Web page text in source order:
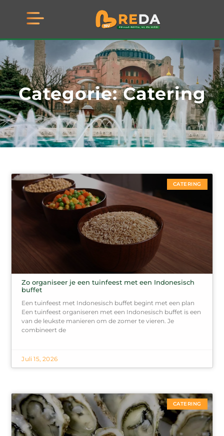
Categorie: Catering
CATERING
Zo organiseer je een tuinfeest met een Indonesisch
buffet
Een tuinfeest met Indonesisch buffet begint met een plan
Een tuinfeest organiseren met een Indonesisch buffet is een
van de leukste manieren om de zomer te vieren. Je
combineert de
Juli 15, 2026
CATERING